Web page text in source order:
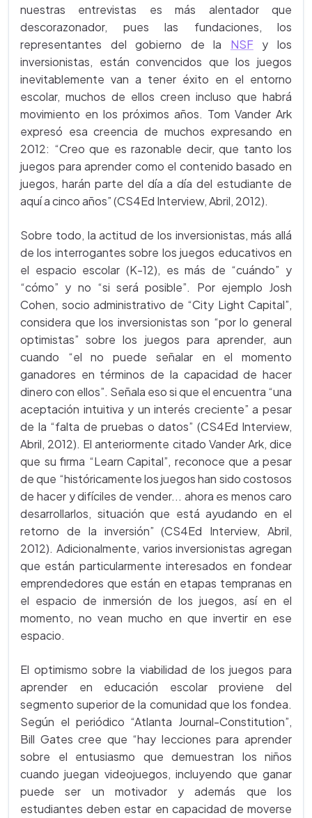
nuestras entrevistas es más alentador que
descorazonador, pues las fundaciones, los
representantes del gobierno de la NSF y los
inversionistas, están convencidos que los juegos
inevitablemente van a tener éxito en el entorno
escolar, muchos de ellos creen incluso que habrá
movimiento en los próximos años. Tom Vander Ark
expresó esa creencia de muchos expresando en
2012: “Creo que es razonable decir, que tanto los
juegos para aprender como el contenido basado en
juegos, harán parte del día a día del estudiante de
aquí a cinco años” (CS4Ed Interview, Abril, 2012).
Sobre todo, la actitud de los inversionistas, más allá
de los interrogantes sobre los juegos educativos en
el espacio escolar (K-12), es más de “cuándo” y
“cómo” y no “si será posible”. Por ejemplo Josh
Cohen, socio administrativo de “City Light Capital”,
considera que los inversionistas son “por lo general
optimistas” sobre los juegos para aprender, aun
cuando “el no puede señalar en el momento
ganadores en términos de la capacidad de hacer
dinero con ellos”. Señala eso si que el encuentra “una
aceptación intuitiva y un interés creciente” a pesar
de la “falta de pruebas o datos” (CS4Ed Interview,
Abril, 2012). El anteriormente citado Vander Ark, dice
que su firma “Learn Capital”, reconoce que a pesar
de que “históricamente los juegos han sido costosos
de hacer y difíciles de vender... ahora es menos caro
desarrollarlos, situación que está ayudando en el
retorno de la inversión” (CS4Ed Interview, Abril,
2012). Adicionalmente, varios inversionistas agregan
que están particularmente interesados en fondear
emprendedores que están en etapas tempranas en
el espacio de inmersión de los juegos, así en el
momento, no vean mucho en que invertir en ese
espacio.
El optimismo sobre la viabilidad de los juegos para
aprender en educación escolar proviene del
segmento superior de la comunidad que los fondea.
Según el periódico “Atlanta Journal-Constitution”,
Bill Gates cree que “hay lecciones para aprender
sobre el entusiasmo que demuestran los niños
cuando juegan videojuegos, incluyendo que ganar
puede ser un motivador y además que los
estudiantes deben estar en capacidad de moverse